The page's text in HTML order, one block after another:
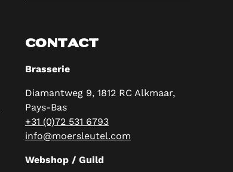
CONTACT
Brasserie
Diamantweg 9, 1812 RC Alkmaar,
Pays-Bas
+31 (0)72 531 6793
info@moersleutel.com
Webshop / Guild